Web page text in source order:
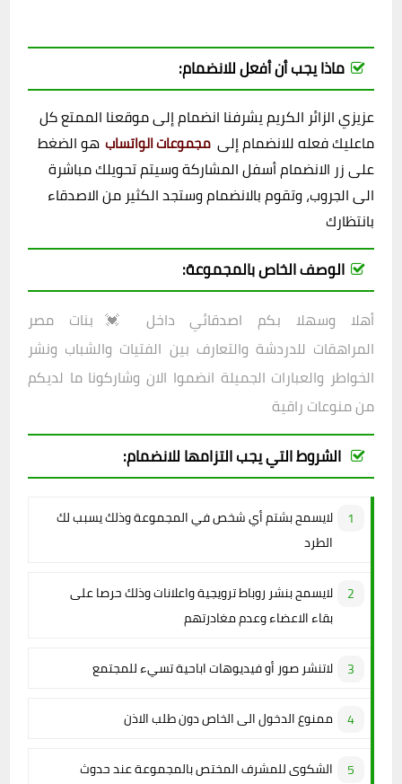
ماذا يجب أن أفعل للانضمام:
عزيزي الزائر الكريم يشرفنا انضمام إلى موقعنا الممتع كل
ماعليك فعله للانضمام إلى مجموعات الواتساب هو الضغط
على زر الانضمام أسفل المشاركة وسيتم تحويلك مباشرة
الى الجروب، وتقوم بالانضمام وستجد الكثير من الاصدقاء
بانتظارك
الوصف الخاص بالمجموعة:
أهلا وسهلا بكم اصدقائي داخل
💓بنات مصر
المراهقات للدردشة والتعارف بين الفتيات والشباب ونشر
الخواطر والعبارات الجميلة انضموا الان وشاركونا ما لديكم
من منوعات راقية
الشروط التي يجب التزامها للانضمام:
لايسمح بشتم أي شخص في المجموعة وذلك يسبب لك
الطرد
لايسمح بنشر روباط ترويجية واعلانات وذلك حرصا على
بقاء الاعضاء وعدم مغادرتهم
لاتنشر صور أو فيديوهات اباحية تسيء للمجتمع
ممنوع الدخول الى الخاص دون طلب الاذن
الشكوى للمشرف المختص بالمجموعة عند حدوث